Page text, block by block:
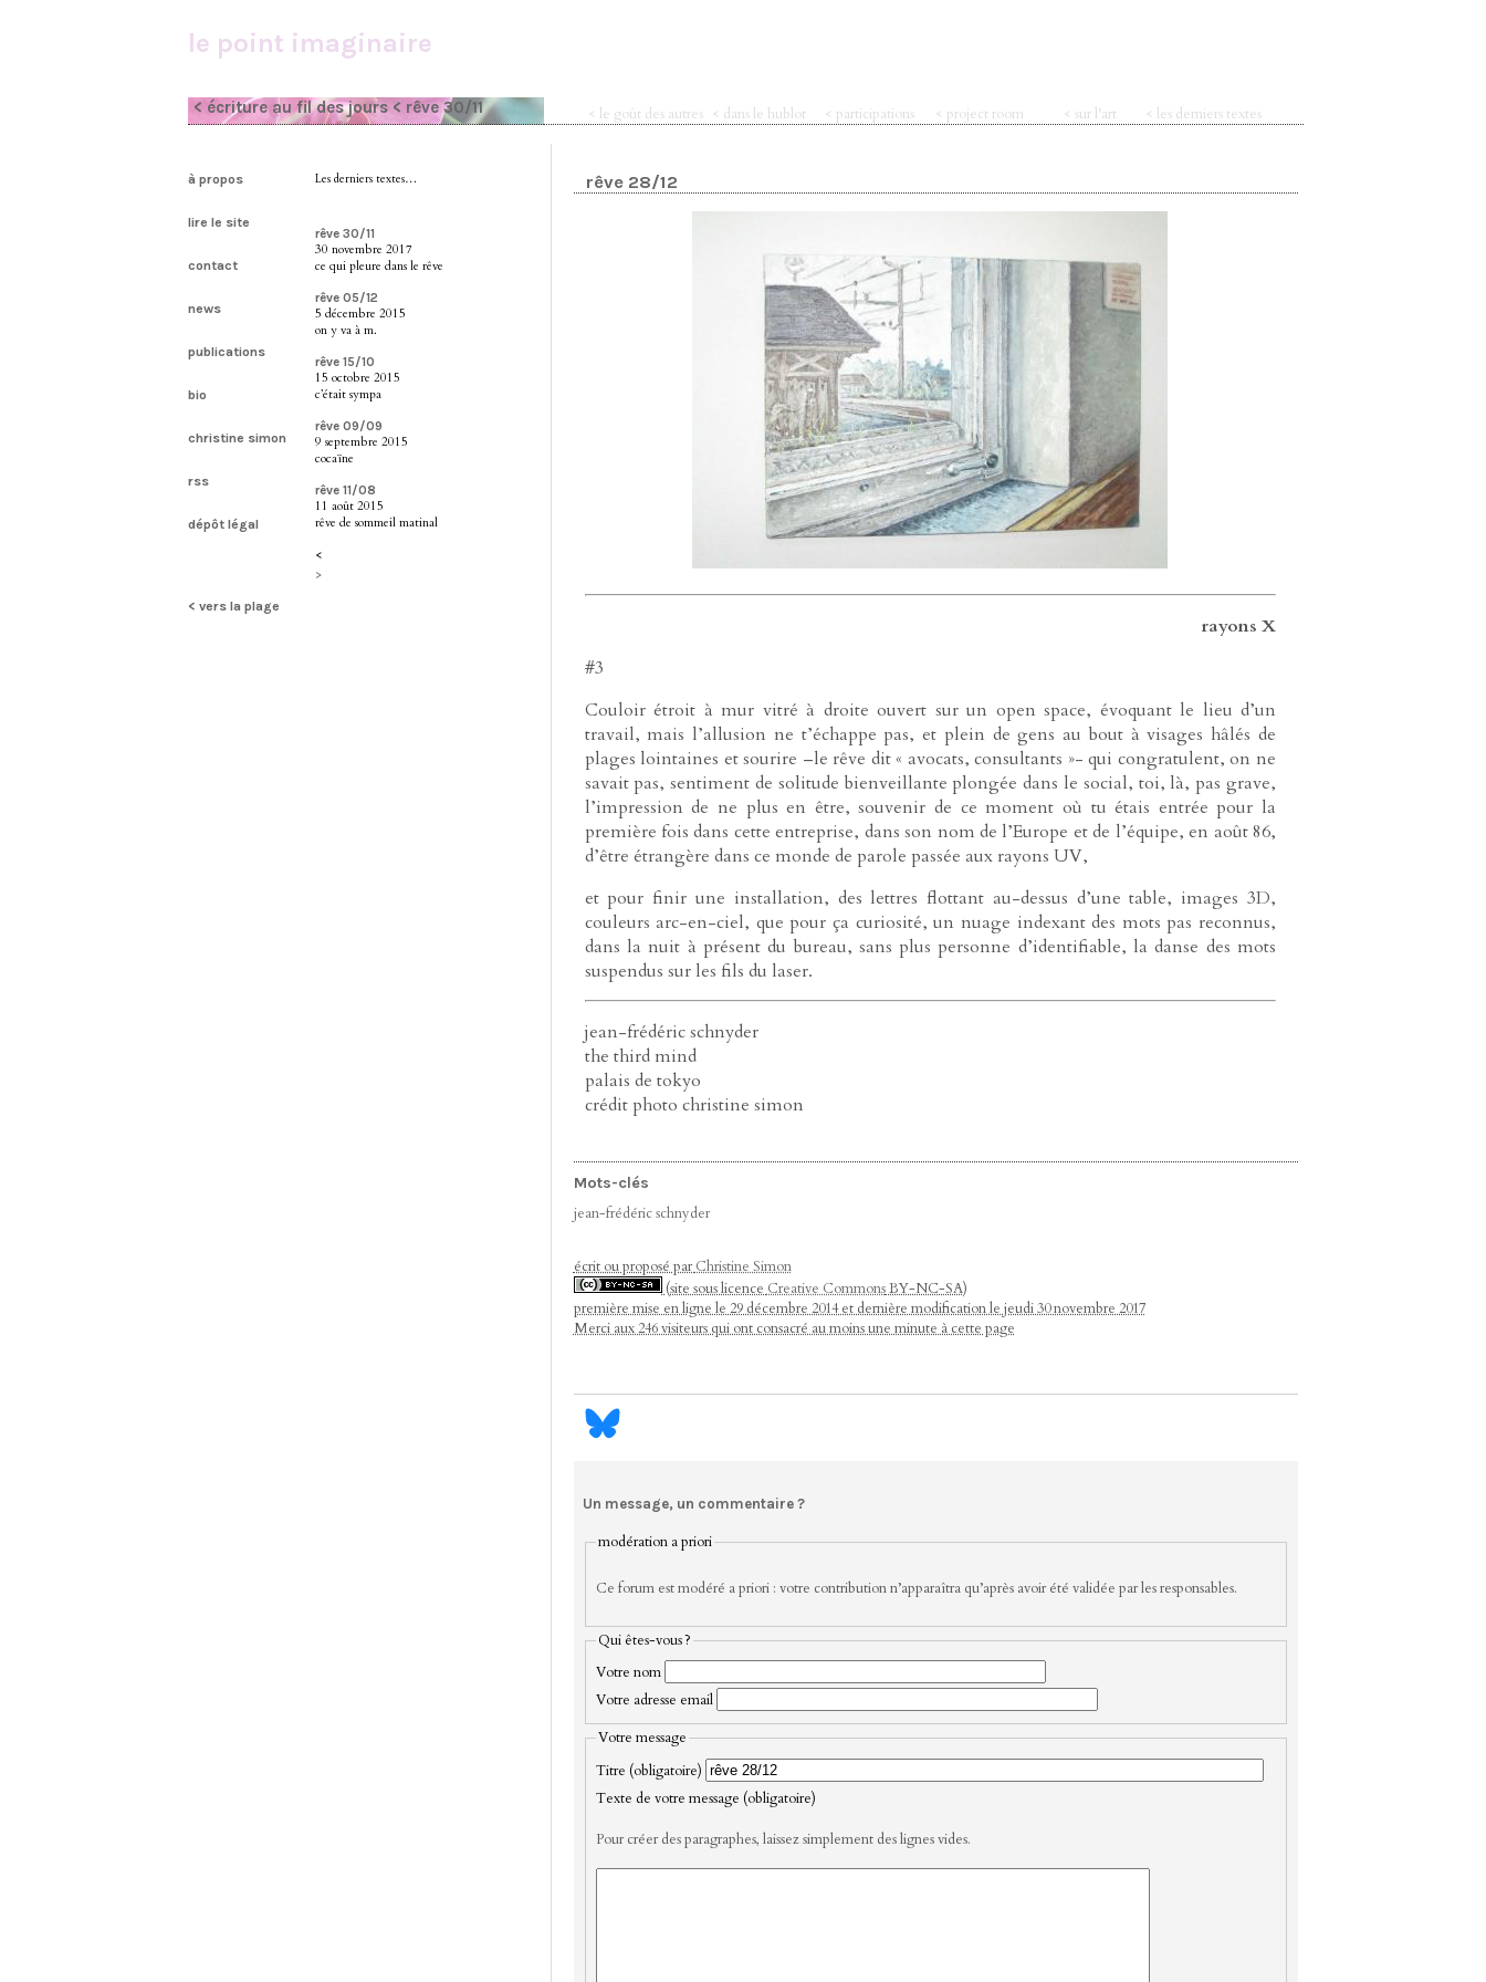
le point imaginaire
< écriture au fil des jours < rêve 30/11 < le goût des autres < dans le hublot < participations < project room < sur l’art < les derniers textes
à propos
lire le site
contact
news
publications
bio
christine simon
rss
dépôt légal
< vers la plage
Les derniers textes…
rêve 30/11
30 novembre 2017
ce qui pleure dans le rêve
rêve 05/12
5 décembre 2015
on y va à m.
rêve 15/10
15 octobre 2015
c’était sympa
rêve 09/09
9 septembre 2015
cocaïne
rêve 11/08
11 août 2015
rêve de sommeil matinal
<
>
rêve 28/12
rayons X
#3
Couloir étroit à mur vitré à droite ouvert sur un open space, évoquant le lieu d’un
travail, mais l’allusion ne t’échappe pas, et plein de gens au bout à visages hâlés de
plages lointaines et sourire –le rêve dit « avocats, consultants »- qui congratulent, on ne
savait pas, sentiment de solitude bienveillante plongée dans le social, toi, là, pas grave,
l’impression de ne plus en être, souvenir de ce moment où tu étais entrée pour la
première fois dans cette entreprise, dans son nom de l’Europe et de l’équipe, en août 86,
d’être étrangère dans ce monde de parole passée aux rayons UV,
et pour finir une installation, des lettres flottant au-dessus d’une table, images 3D,
couleurs arc-en-ciel, que pour ça curiosité, un nuage indexant des mots pas reconnus,
dans la nuit à présent du bureau, sans plus personne d’identifiable, la danse des mots
suspendus sur les fils du laser.
jean-frédéric schnyder
the third mind
palais de tokyo
crédit photo christine simon
Mots-clés
jean-frédéric schnyder
écrit ou proposé parChristine Simon
(site sous licence Creative CommonsBY-NC-SA)
première mise en ligne le 29 décembre 2014 et dernière modification le jeudi 30 novembre 2017
Merci aux 246 visiteurs qui ont consacré au moins une minute à cette page
Un message, un commentaire ?
modération a priori
Ce forum est modéré a priori : votre contribution n’apparaîtra qu’après avoir été validée par les responsables.
Qui êtes-vous ?
Votre nom
Votre adresse email
Votre message
Titre (obligatoire)
Texte de votre message (obligatoire)
Pour créer des paragraphes, laissez simplement des lignes vides.